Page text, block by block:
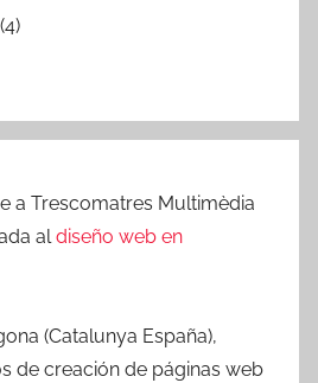
(4)
a Trescomatres Multimèdia
aldiseño web en
(Catalunya España),
de creación de páginas web